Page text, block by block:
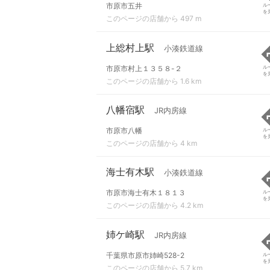
市原市五井
このページの店舗から 497 m
ル
を
上総村上駅 小湊鉄道線
市原市村上１３５８-２
このページの店舗から 1.6 km
ル
を
八幡宿駅 JR内房線
市原市八幡
このページの店舗から 4 km
ル
を
海士有木駅 小湊鉄道線
市原市海士有木１８１３
このページの店舗から 4.2 km
ル
を
姉ケ崎駅 JR内房線
千葉県市原市姉崎528-2
このページの店舗から 5.7 km
ル
を